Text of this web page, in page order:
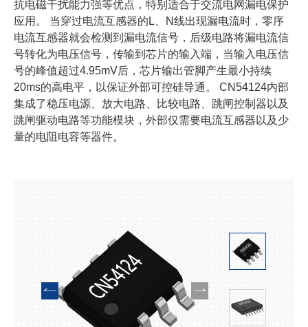
抗电磁干扰能力强等优点，特别适合于交流电网漏电保护
应用。 当穿过电流互感器的L、N线出现漏电流时，零序
电流互感器就会检测到漏电流信号，后级电路将漏电流信
号转化为电压信号，传输到芯片的输入端，当输入电压信
号的峰值超过4.95mV后，芯片输出管脚产生最小持续
20ms的高电平，以保证外部可控硅导通。 CN54124内部
集成了稳压电源、放大电路、比较电路、跳闸控制器以及
跳闸驱动电路等功能模块，外部仅需要电流互感器以及少
量的电阻电容等器件。